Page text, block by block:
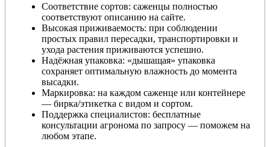
Соответствие сортов: саженцы полностью
соответствуют описанию на сайте.
Высокая приживаемость: при соблюдении
простых правил пересадки, транспортировки и
ухода растения приживаются успешно.
Надёжная упаковка: «дышащая» упаковка
сохраняет оптимальную влажность до момента
высадки.
Маркировка: на каждом саженце или контейнере
— бирка/этикетка с видом и сортом.
Поддержка специалистов: бесплатные
консультации агронома по запросу — поможем на
любом этапе.